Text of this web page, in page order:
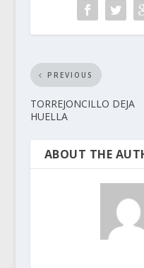
PREVIOUS
TORREJONCILLO DEJA
HUELLA
ABOUT THE